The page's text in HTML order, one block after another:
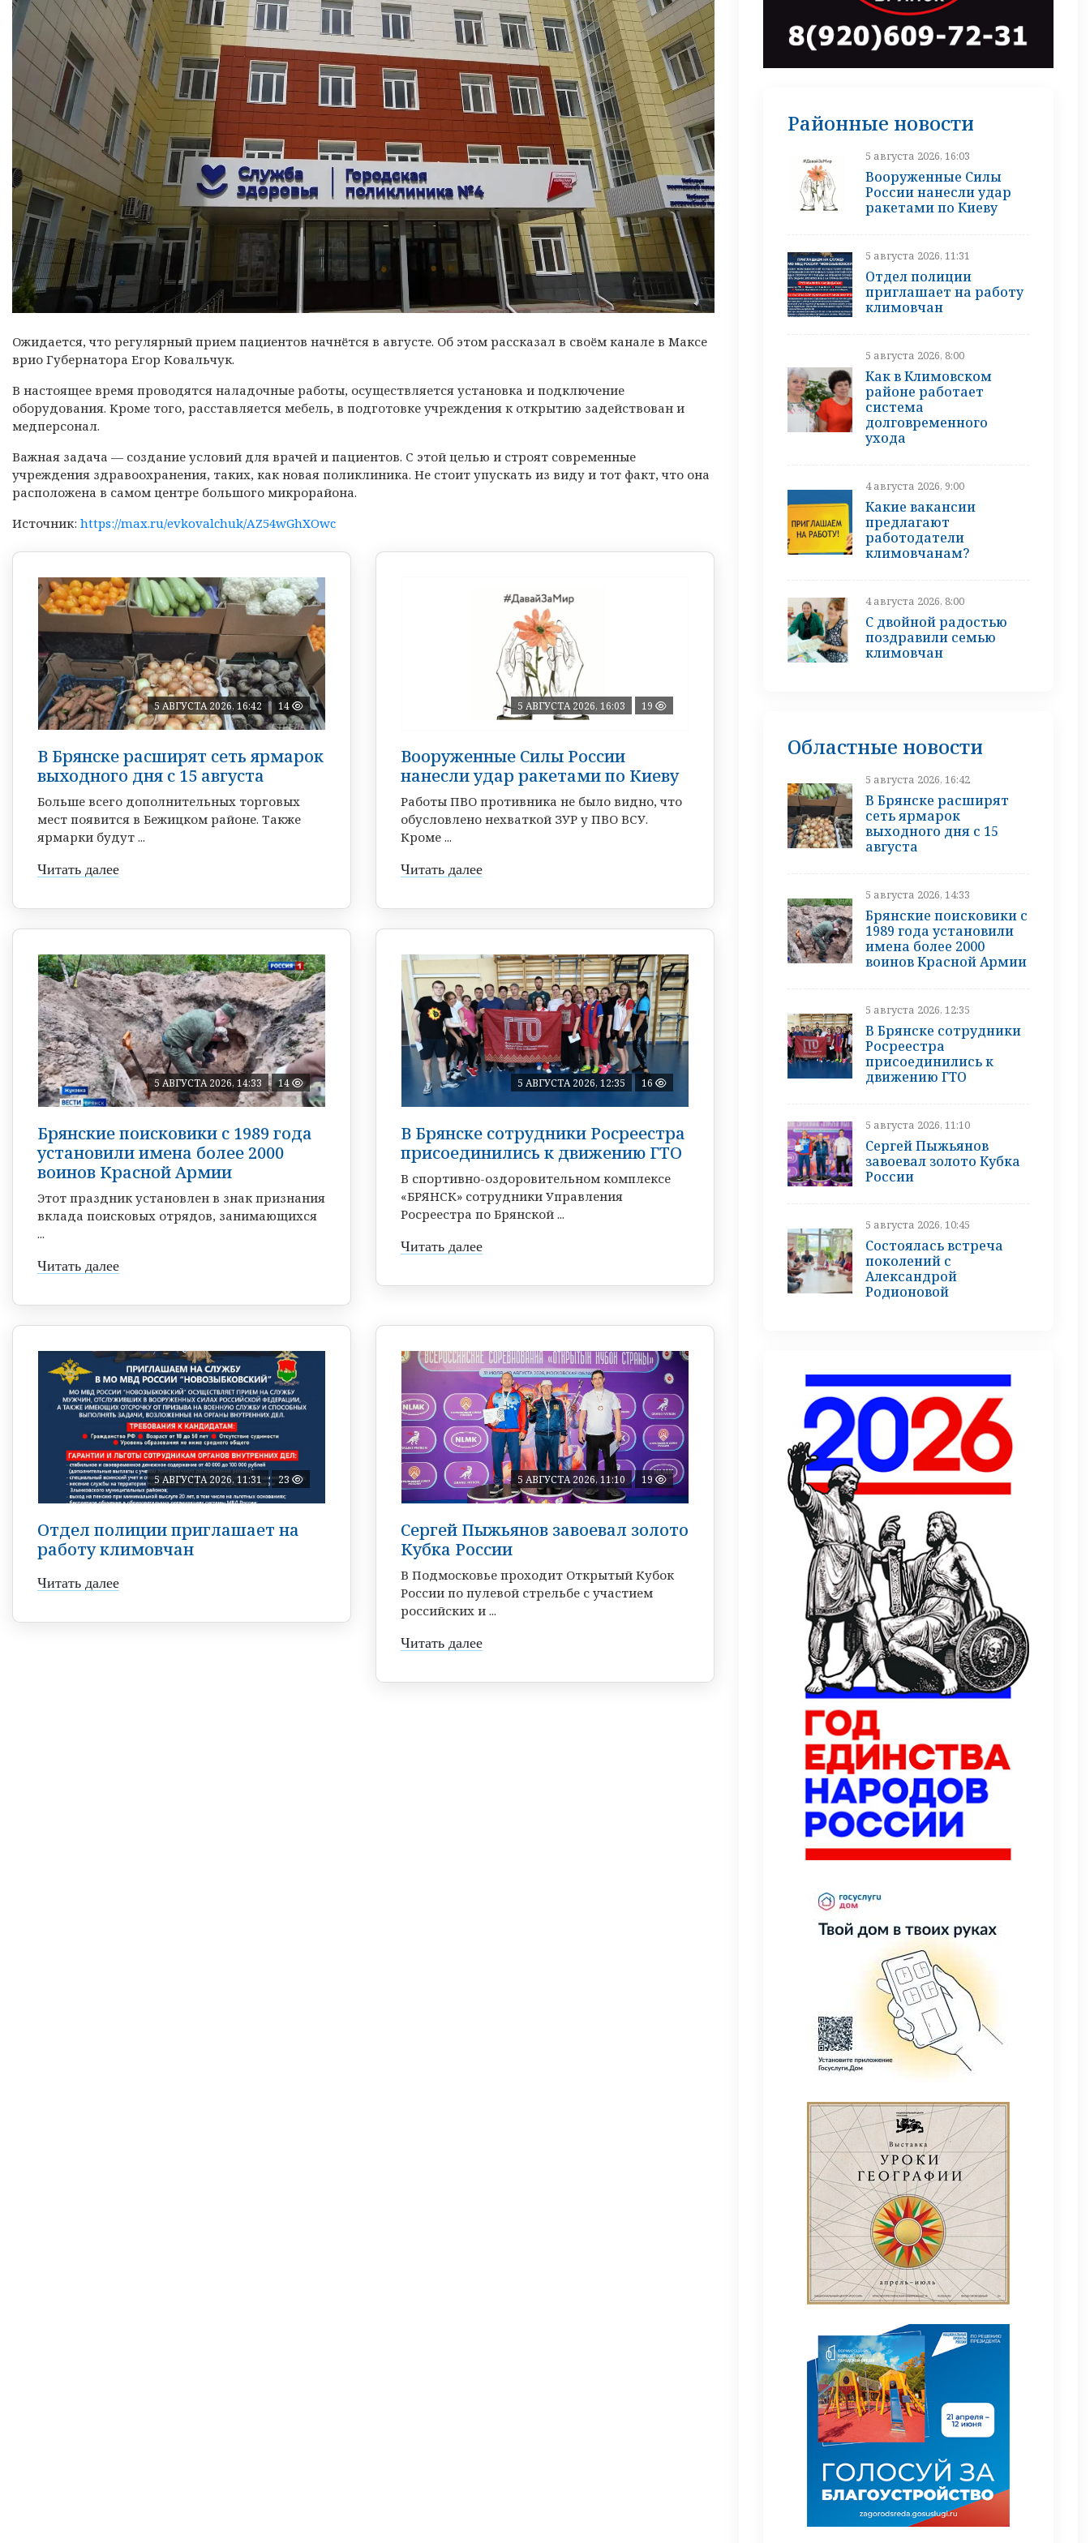
Ожидается, что регулярный прием пациентов начнётся в августе. Об этом рассказал в своём канале в Максе
врио Губернатора Егор Ковальчук.
В настоящее время проводятся наладочные работы, осуществляется установка и подключение
оборудования. Кроме того, расставляется мебель, в подготовке учреждения к открытию задействован и
медперсонал.
Важная задача — создание условий для врачей и пациентов. С этой целью и строят современные
учреждения здравоохранения, таких, как новая поликлиника. Не стоит упускать из виду и тот факт, что она
расположена в самом центре большого микрорайона.
Источник: https://max.ru/evkovalchuk/AZ54wGhXOwc
5 АВГУСТА 2026, 16:42 14
В Брянске расширят сеть ярмарок
выходного дня с 15 августа
Больше всего дополнительных торговых
мест появится в Бежицком районе. Также
ярмарки будут ...
Читать далее
5 АВГУСТА 2026, 16:03 19
Вооруженные Силы России
нанесли удар ракетами по Киеву
Работы ПВО противника не было видно, что
обусловлено нехваткой ЗУР у ПВО ВСУ.
Кроме ...
Читать далее
5 АВГУСТА 2026, 14:33 14
Брянские поисковики с 1989 года
установили имена более 2000
воинов Красной Армии
Этот праздник установлен в знак признания
вклада поисковых отрядов, занимающихся
...
Читать далее
5 АВГУСТА 2026, 12:35 16
В Брянске сотрудники Росреестра
присоединились к движению ГТО
В спортивно-оздоровительном комплексе
«БРЯНСК» сотрудники Управления
Росреестра по Брянской ...
Читать далее
5 АВГУСТА 2026, 11:31 23
Отдел полиции приглашает на
работу климовчан
Читать далее
5 АВГУСТА 2026, 11:10 19
Сергей Пыжьянов завоевал золото
Кубка России
В Подмосковье проходит Открытый Кубок
России по пулевой стрельбе с участием
российских и ...
Читать далее
Районные новости
5 августа 2026, 16:03
Вооруженные Силы
России нанесли удар
ракетами по Киеву
5 августа 2026, 11:31
Отдел полиции
приглашает на работу
климовчан
5 августа 2026, 8:00
Как в Климовском
районе работает
система
долговременного
ухода
4 августа 2026, 9:00
Какие вакансии
предлагают
работодатели
климовчанам?
4 августа 2026, 8:00
С двойной радостью
поздравили семью
климовчан
Областные новости
5 августа 2026, 16:42
В Брянске расширят
сеть ярмарок
выходного дня с 15
августа
5 августа 2026, 14:33
Брянские поисковики с
1989 года установили
имена более 2000
воинов Красной Армии
5 августа 2026, 12:35
В Брянске сотрудники
Росреестра
присоединились к
движению ГТО
5 августа 2026, 11:10
Сергей Пыжьянов
завоевал золото Кубка
России
5 августа 2026, 10:45
Состоялась встреча
поколений с
Александрой
Родионовой